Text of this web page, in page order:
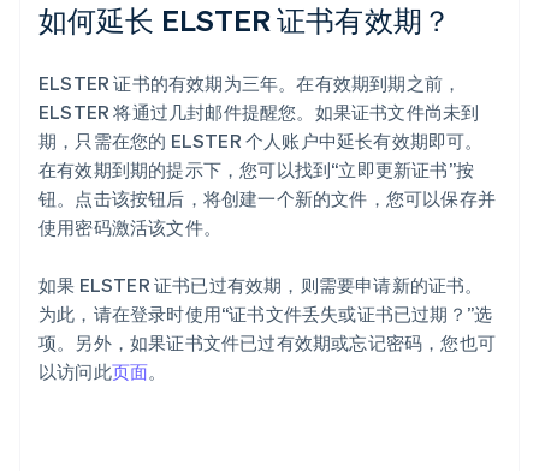
如何延长 ELSTER 证书有效期？
ELSTER 证书的有效期为三年。在有效期到期之前，
ELSTER 将通过几封邮件提醒您。如果证书文件尚未到
期，只需在您的 ELSTER 个人账户中延长有效期即可。
在有效期到期的提示下，您可以找到“立即更新证书”按
钮。点击该按钮后，将创建一个新的文件，您可以保存并
使用密码激活该文件。
如果 ELSTER 证书已过有效期，则需要申请新的证书。
为此，请在登录时使用“证书文件丢失或证书已过期？”选
项。另外，如果证书文件已过有效期或忘记密码，您也可
以访问此页面。